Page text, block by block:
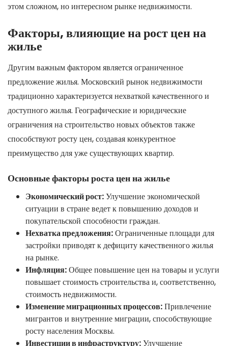
этом сложном, но интересном рынке недвижимости.
Факторы, влияющие на рост цен на
жилье
Другим важным фактором является ограниченное
предложение жилья. Московский рынок недвижимости
традиционно характеризуется нехваткой качественного и
доступного жилья. Географические и юридические
ограничения на строительство новых объектов также
способствуют росту цен, создавая конкурентное
преимущество для уже существующих квартир.
Основные факторы роста цен на жилье
Экономический рост:Улучшение экономической
ситуации в стране ведет к повышению доходов и
покупательской способности граждан.
Нехватка предложения:Ограниченные площади для
застройки приводят к дефициту качественного жилья
на рынке.
Инфляция:Общее повышение цен на товары и услуги
повышает стоимость строительства и, соответственно,
стоимость недвижимости.
Изменение миграционных процессов:Привлечение
мигрантов и внутренние миграции, способствующие
росту населения Москвы.
Инвестиции в инфраструктуру:Улучшение